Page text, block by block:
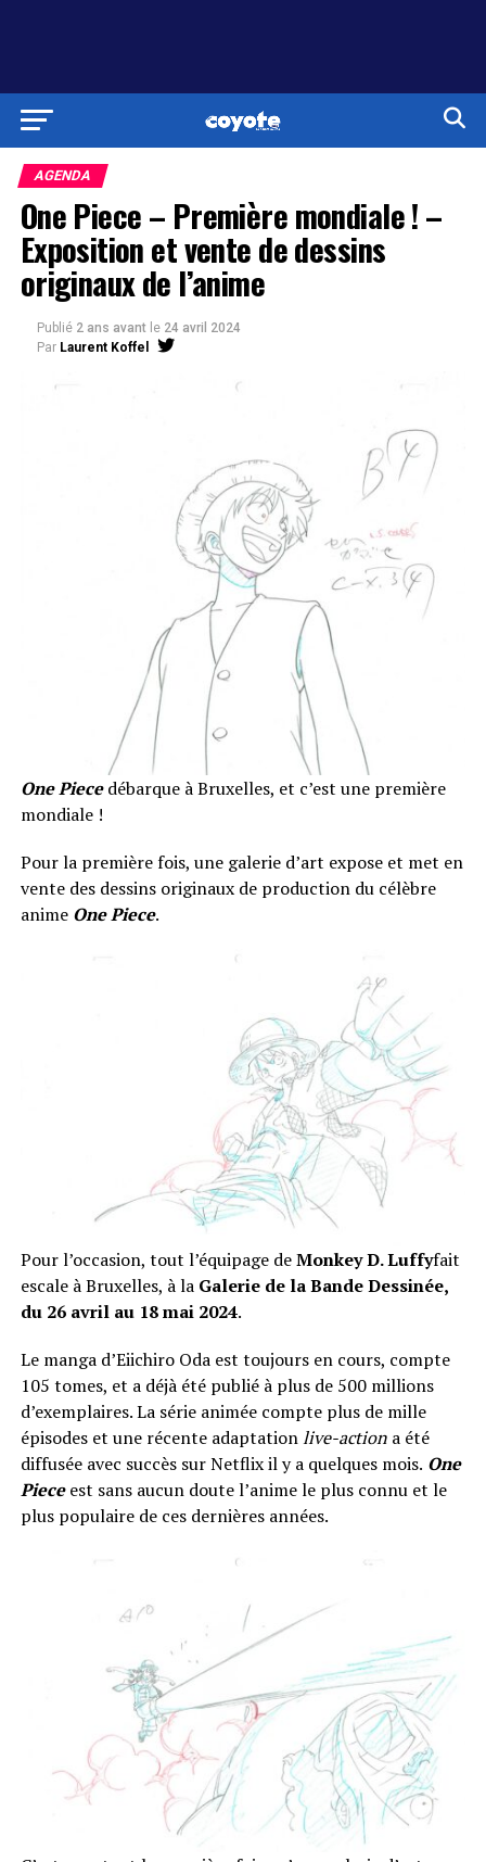
AGENDA
One Piece – Première mondiale ! –
Exposition et vente de dessins
originaux de l’anime
Publié 2 ans avant le 24 avril 2024
Par Laurent Koffel
One Piecedébarque à Bruxelles, et c’est une première
mondiale !
Pour la première fois, une galerie d’art expose et met en
vente des dessins originaux de production du célèbre
anime One Piece.
Pour l’occasion, tout l’équipage deMonkey D. Luffyfait
escale à Bruxelles, à la Galerie de la Bande Dessinée,
du 26 avril au 18 mai 2024.
Le manga d’Eiichiro Oda est toujours en cours, compte
105 tomes, et a déjà été publié à plus de 500 millions
d’exemplaires. La série animée compte plus de mille
épisodes et une récente adaptationlive-action a été
diffusée avec succès sur Netflix il y a quelques mois. One
Pieceest sans aucun doute l’anime le plus connu et le
plus populaire de ces dernières années.